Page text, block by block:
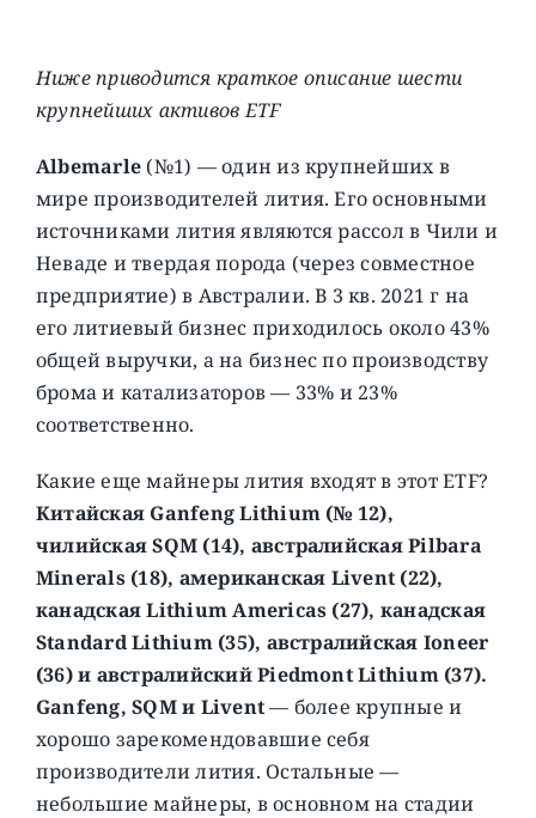
Ниже приводится краткое описание шести
крупнейших активов ETF
Albemarle (№1) — один из крупнейших в
мире производителей лития. Его основными
источниками лития являются рассол в Чили и
Неваде и твердая порода (через совместное
предприятие) в Австралии. В 3 кв. 2021 г на
его литиевый бизнес приходилось около 43%
общей выручки, а на бизнес по производству
брома и катализаторов — 33% и 23%
соответственно.
Какие еще майнеры лития входят в этот ETF?
Китайская Ganfeng Lithium (№ 12),
чилийская SQM (14), австралийская Pilbara
Minerals (18), американская Livent (22),
канадская Lithium Americas (27), канадская
Standard Lithium (35), австралийская Ioneer
(36) и австралийский Piedmont Lithium (37).
Ganfeng, SQM и Livent— более крупные и
хорошо зарекомендовавшие себя
производители лития. Остальные —
небольшие майнеры, в основном на стадии